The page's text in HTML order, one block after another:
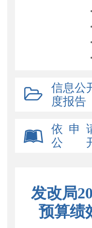
信息公
度报告
依 申
公
发改局
预算绩